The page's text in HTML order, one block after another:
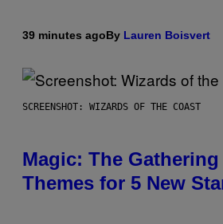
39 minutes agoBy Lauren Boisvert
SCREENSHOT: WIZARDS OF THE COAST
Magic: The
Themes for 5 New